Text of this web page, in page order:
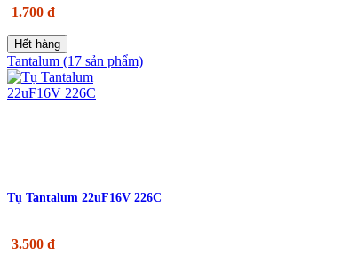
1.700 đ
Hết hàng
Tantalum (17 sản phẩm)
Tụ Tantalum 22uF16V 226C
3.500 đ